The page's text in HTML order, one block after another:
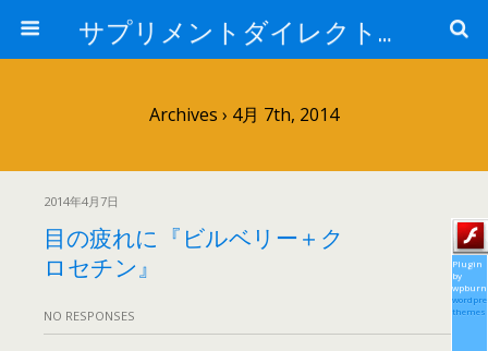
サプリメントダイレクトブログ
Archives › 4月 7th, 2014
2014年4月7日
目の疲れに『ビルベリー＋ク
ロセチン』
NO RESPONSES
Plugin
by
themes